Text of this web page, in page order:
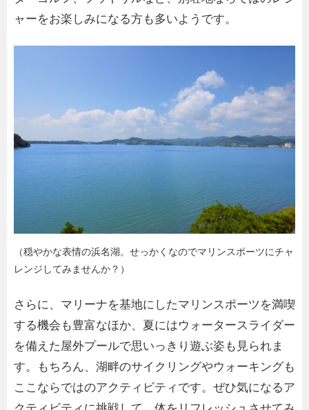
ャーをお楽しみになる方も多いようです。
（穏やかな表情の浜名湖。せっかくなのでマリンスポーツにチャ
レンジしてみませんか？）
さらに、マリーナを基地にしたマリンスポーツを満喫
する機会も豊富なほか、夏にはウォータースライダー
を備えた屋外プールで思いっきり遊ぶ姿も見られま
す。もちろん、湖畔のサイクリングやウォーキングも
ここならではのアクティビティです。ぜひ気になるア